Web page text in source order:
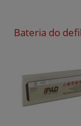
Bateria do